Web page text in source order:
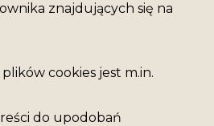
znajdujących się na
cookies jest m.in.
do upodobań